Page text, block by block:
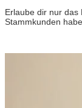
Erlaube dir nur das
Stammkunden